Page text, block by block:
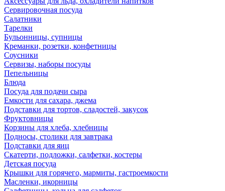
Сервировочная посуда
Салатники
Тарелки
Бульонницы, супницы
Креманки, розетки, конфетницы
Соусники
Сервизы, наборы посуды
Пепельницы
Блюда
Посуда для подачи сыра
Емкости для сахара, джема
Подставки для тортов, сладостей, закусок
Фруктовницы
Корзины для хлеба, хлебницы
Подносы, столики для завтрака
Подставки для яиц
Скатерти, подложки, салфетки, костеры
Детская посуда
Крышки для горячего, мармиты, гастроемкости
Масленки, икорницы